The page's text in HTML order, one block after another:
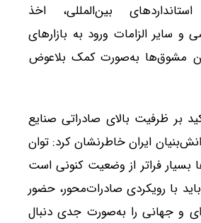
بین‌المللی، اخذ
سایر الزامات ورود به بازارهای
مشوق‌ها به‌صورت کمک بلاعوض
بر ظرفیت بالای صادراتی صنایع
ایران خاطرنشان کرد: توان
فراتر از وضعیت کنونی است
با رویکردی صادرات‌محور، حضور
و جهانی را به‌صورت جدی دنبال